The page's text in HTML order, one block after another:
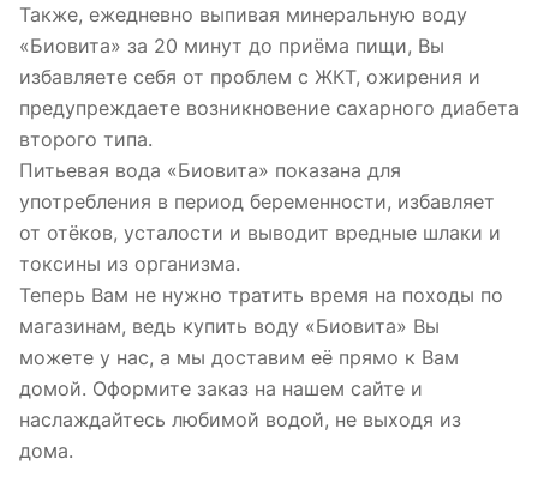
Также, ежедневно выпивая минеральную воду
«Биовита» за 20 минут до приёма пищи, Вы
избавляете себя от проблем с ЖКТ, ожирения и
предупреждаете возникновение сахарного диабета
второго типа.
Питьевая вода «Биовита» показана для
употребления в период беременности, избавляет
от отёков, усталости и выводит вредные шлаки и
токсины из организма.
Теперь Вам не нужно тратить время на походы по
магазинам, ведь купить воду «Биовита» Вы
можете у нас, а мы доставим её прямо к Вам
домой. Оформите заказ на нашем сайте и
наслаждайтесь любимой водой, не выходя из
дома.